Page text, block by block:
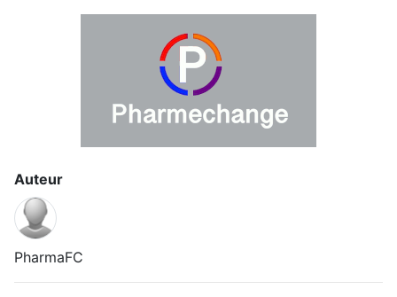
Auteur
PharmaFC